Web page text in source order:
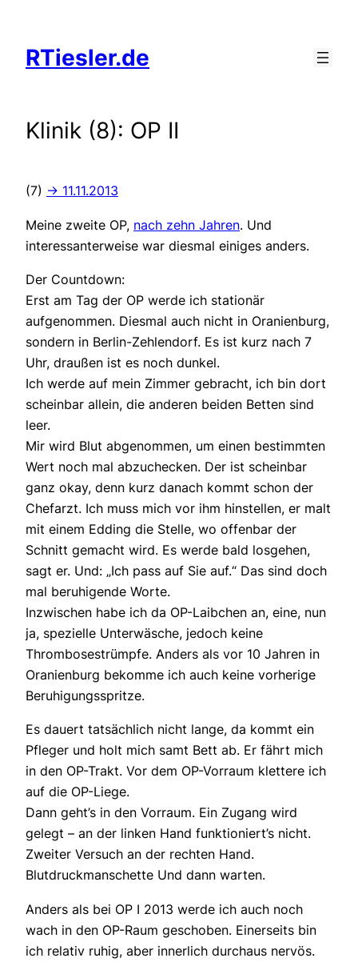
springen
RTiesler.de
Klinik (8): OP II
(7) -> 11.11.2013
Meine zweite OP, nach zehn Jahren. Und
interessanterweise war diesmal einiges anders.
Der Countdown:
Erst am Tag der OP werde ich stationär
aufgenommen. Diesmal auch nicht in Oranienburg,
sondern in Berlin-Zehlendorf. Es ist kurz nach 7
Uhr, draußen ist es noch dunkel.
Ich werde auf mein Zimmer gebracht, ich bin dort
scheinbar allein, die anderen beiden Betten sind
leer.
Mir wird Blut abgenommen, um einen bestimmten
Wert noch mal abzuchecken. Der ist scheinbar
ganz okay, denn kurz danach kommt schon der
Chefarzt. Ich muss mich vor ihm hinstellen, er malt
mit einem Edding die Stelle, wo offenbar der
Schnitt gemacht wird. Es werde bald losgehen,
sagt er. Und: „Ich pass auf Sie auf.“ Das sind doch
mal beruhigende Worte.
Inzwischen habe ich da OP-Laibchen an, eine, nun
ja, spezielle Unterwäsche, jedoch keine
Thrombosestrümpfe. Anders als vor 10 Jahren in
Oranienburg bekomme ich auch keine vorherige
Beruhigungsspritze.
Es dauert tatsächlich nicht lange, da kommt ein
Pfleger und holt mich samt Bett ab. Er fährt mich
in den OP-Trakt. Vor dem OP-Vorraum klettere ich
auf die OP-Liege.
Dann geht’s in den Vorraum. Ein Zugang wird
gelegt – an der linken Hand funktioniert’s nicht.
Zweiter Versuch an der rechten Hand.
Blutdruckmanschette Und dann warten.
Anders als bei OP I 2013 werde ich auch noch
wach in den OP-Raum geschoben. Einerseits bin
ich relativ ruhig, aber innerlich durchaus nervös.